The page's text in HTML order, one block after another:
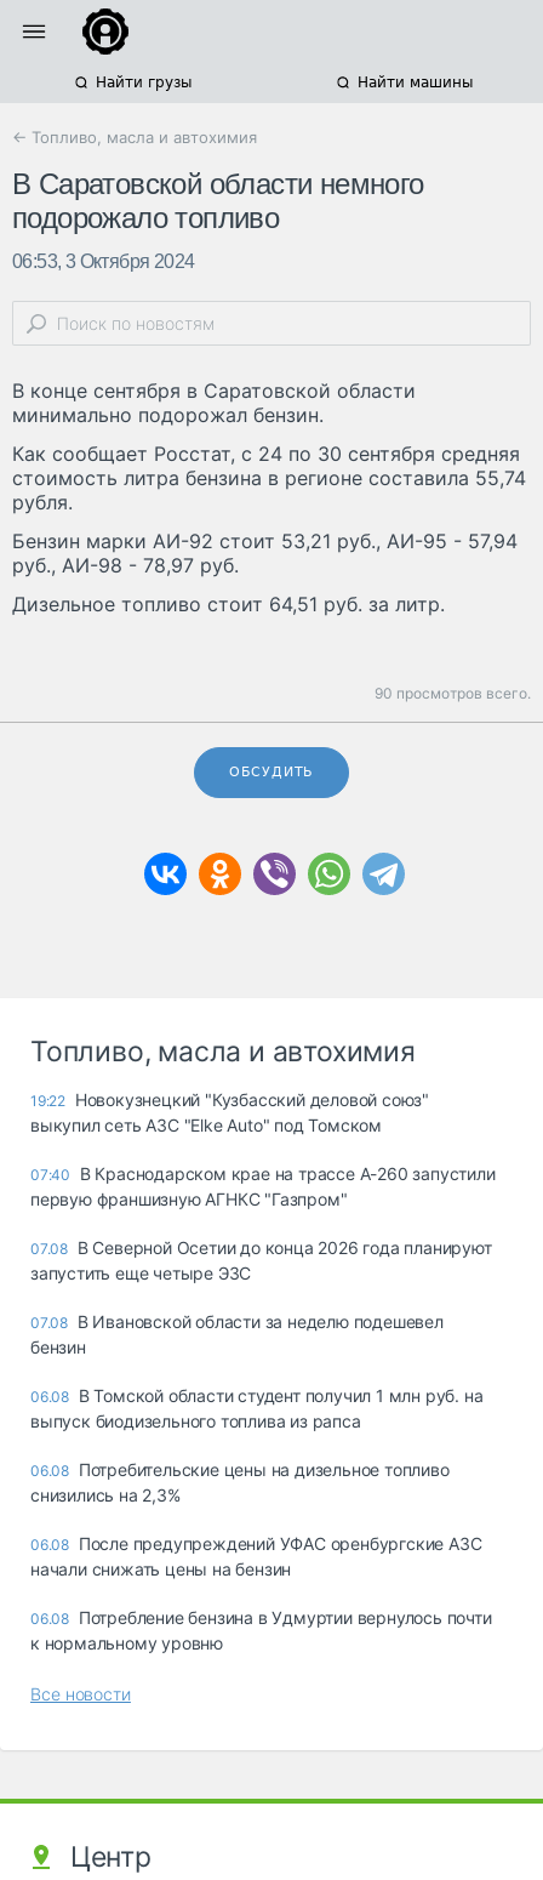
Найти грузы Найти машины
← Топливо, масла и автохимия
В Саратовской области немного
подорожало топливо
06:53, 3 Октября 2024
В конце сентября в Саратовской области
минимально подорожал бензин.
Как сообщает Росстат, с 24 по 30 сентября средняя
стоимость литра бензина в регионе составила 55,74
рубля.
Бензин марки АИ-92 стоит 53,21 руб., АИ-95 - 57,94
руб., АИ-98 - 78,97 руб.
Дизельное топливо стоит 64,51 руб. за литр.
90 просмотров всего.
ОБСУДИТЬ
Топливо, масла и автохимия
19:22 Новокузнецкий "Кузбасский деловой союз"
выкупил сеть АЗС "Elke Auto" под Томском
07:40
В Краснодарском крае на трассе А-260 запустили
первую франшизную АГНКС "Газпром"
07.08 В Северной Осетии до конца 2026 года планируют
запустить еще четыре ЭЗС
07.08 В Ивановской области за неделю подешевел
бензин
06.08 В Томской области студент получил 1 млн руб. на
выпуск биодизельного топлива из рапса
06.08 Потребительские цены на дизельное топливо
снизились на 2,3%
06.08 После предупреждений УФАС оренбургские АЗС
начали снижать цены на бензин
06.08 Потребление бензина в Удмуртии вернулось почти
к нормальному уровню
Все новости
Центр